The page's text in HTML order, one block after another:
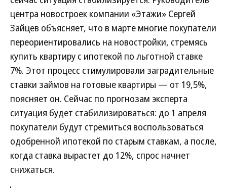
центра новостроек компании «Этажи» Сергей
Зайцев объясняет, что в марте многие покупатели
переориентировались на новостройки, стремясь
купить квартиру с ипотекой по льготной ставке
7%. Этот процесс стимулировали заградительные
ставки займов на готовые квартиры — от 19,5%,
поясняет он. Сейчас по прогнозам эксперта
ситуация будет стабилизироваться: до 1 апреля
покупатели будут стремиться воспользоваться
одобренной ипотекой по старым ставкам, а после,
когда ставка вырастет до 12%, спрос начнет
снижаться.